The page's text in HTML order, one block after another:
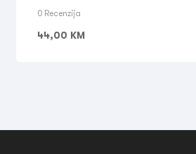
0 Recenzija
44,00 KM